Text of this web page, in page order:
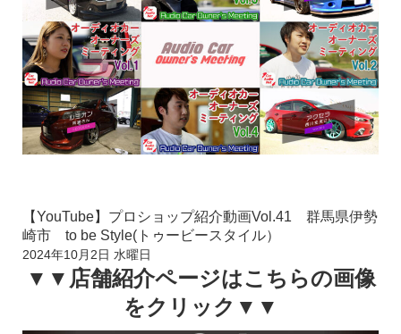
【YouTube】プロショップ紹介動画Vol.41 群馬県伊勢
崎市 to be Style(トゥービースタイル）
2024年10月2日 水曜日
▼▼店舗紹介ページはこちらの画像
をクリック▼▼